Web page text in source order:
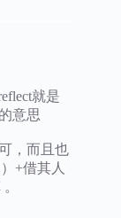
就是
意思
，而且也
+借其人